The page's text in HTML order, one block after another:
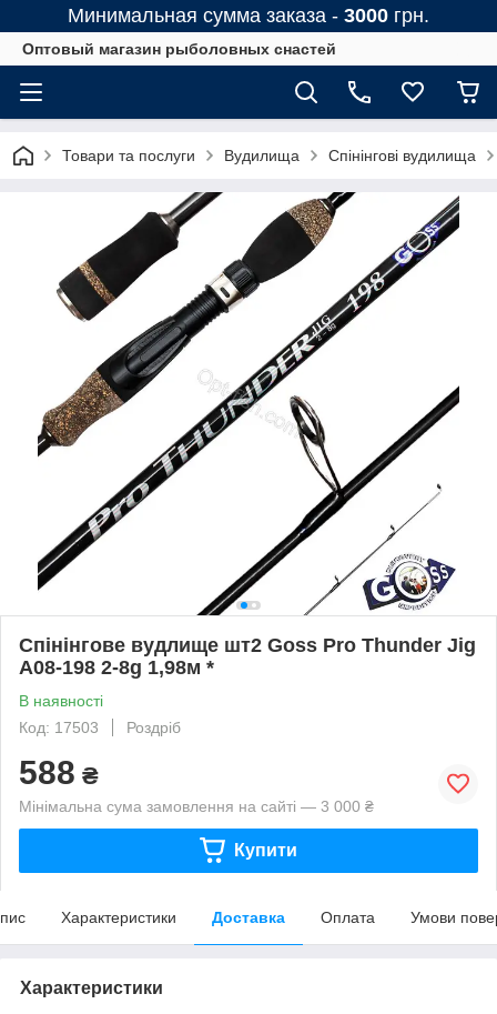
Минимальная сумма заказа - 3000 грн.
Оптовый магазин рыболовных снастей
Товари та послуги Вудилища Спінінгові вудилища
Спінінгове вудлище шт2 Goss Pro Thunder Jig
A08-198 2-8g 1,98м *
В наявності
Код: 17503
Роздріб
588 ₴
Мінімальна сума замовлення на сайті — 3 000 ₴
Купити
Характеристики Доставка Оплата Умови
Характеристики